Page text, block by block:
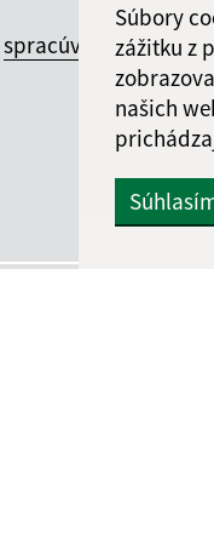
Súbory
zážitku z
našich
spracúvaním